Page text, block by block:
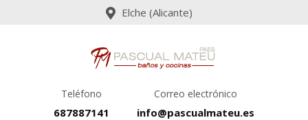
Elche (Alicante)
Teléfono
687887141
Correo electrónico
info@pascualmateu.es